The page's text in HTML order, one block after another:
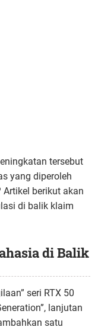
tersebut
yang diperoleh
berikut akan
di balik klaim
di Balik
seri RTX 50
lanjutan
satu